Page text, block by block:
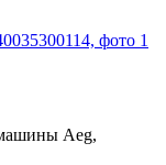
Aeg,